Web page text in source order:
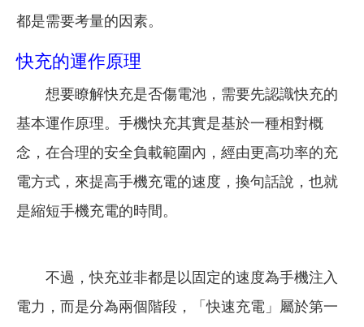
都是需要考量的因素。
快充的運作原理
想要瞭解快充是否傷電池，需要先認識快充的
基本運作原理。手機快充其實是基於一種相對概
念，在合理的安全負載範圍內，經由更高功率的充
電方式，來提高手機充電的速度，換句話說，也就
是縮短手機充電的時間。
不過，快充並非都是以固定的速度為手機注入
電力，而是分為兩個階段，「快速充電」屬於第一